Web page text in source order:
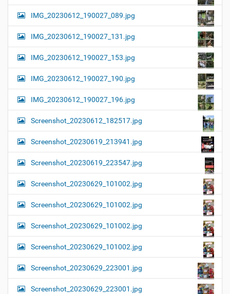
IMG_20230612_190027_089.jpg
IMG_20230612_190027_131.jpg
IMG_20230612_190027_153.jpg
IMG_20230612_190027_190.jpg
IMG_20230612_190027_196.jpg
Screenshot_20230612_182517.jpg
Screenshot_20230619_213941.jpg
Screenshot_20230619_223547.jpg
Screenshot_20230629_101002.jpg
Screenshot_20230629_101002.jpg
Screenshot_20230629_101002.jpg
Screenshot_20230629_101002.jpg
Screenshot_20230629_223001.jpg
Screenshot_20230629_223001.jpg